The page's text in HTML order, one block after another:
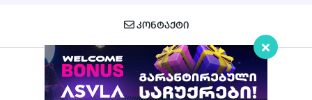
ᲙᲝᲜᲢᲐᲥᲢᲘ
Qartulad.in © 2026